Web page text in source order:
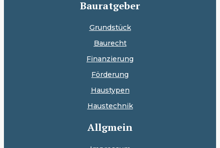
Bauratgeber
Grundstück
Baurecht
Finanzierung
Förderung
Haustypen
Haustechnik
Allgmein